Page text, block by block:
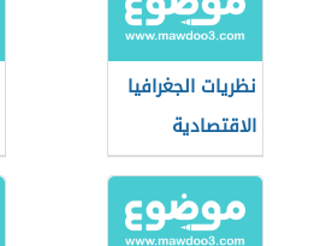
نظريات الجغرافيا
الاقتصادية